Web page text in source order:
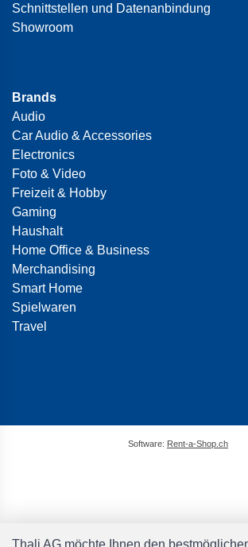
Schnittstellen und Datenanbindung
Showroom
Brands
Audio
Car Audio & Accessories
Electronics
Foto & Video
Freizeit & Hobby
Gaming
Haushalt
Home Office & Business
Merchandising
Smart Home
Spielwaren
Travel
Software: Rent-a-Shop.ch
Thali AG möchte Ihnen den